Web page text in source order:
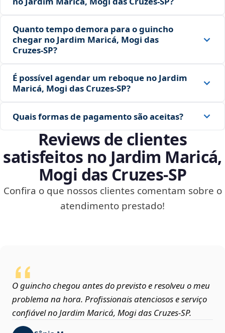
Quanto tempo demora para o guincho
chegar no Jardim Maricá, Mogi das
Cruzes‑SP?
É possível agendar um reboque no Jardim
Maricá, Mogi das Cruzes‑SP?
Quais formas de pagamento são aceitas?
Reviews de clientes
satisfeitos no Jardim Maricá,
Mogi das Cruzes‑SP
Confira o que nossos clientes comentam sobre o
atendimento prestado!
O guincho chegou antes do previsto e resolveu o meu
problema na hora. Profissionais atenciosos e serviço
confiável no Jardim Maricá, Mogi das Cruzes‑SP.